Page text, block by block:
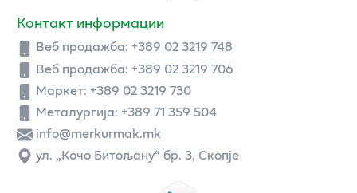
Контакт информации
Веб продажба: +389 02 3219 748
Веб продажба: +389 02 3219 706
Маркет: +389 02 3219 730
Металургија: +389 71 359 504
info@merkurmak.mk
ул. „Кочо Битољану“ бр. 3, Скопје